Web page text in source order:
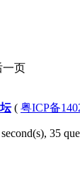
一页
( 粤ICP备
35